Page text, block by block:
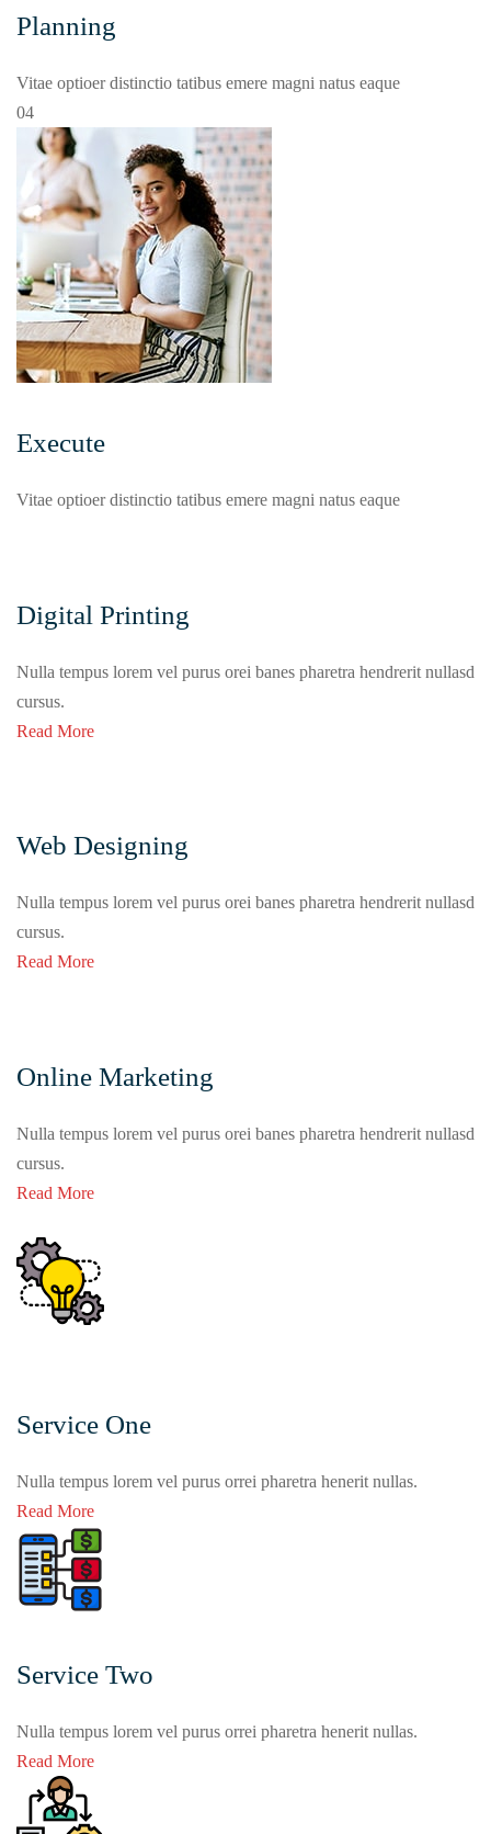
Planning
Vitae optioer distinctio tatibus emere magni natus eaque
04
Execute
Vitae optioer distinctio tatibus emere magni natus eaque
Digital Printing
Nulla tempus lorem vel purus orei banes pharetra hendrerit nullasd
cursus.
Read More
Web Designing
Nulla tempus lorem vel purus orei banes pharetra hendrerit nullasd
cursus.
Read More
Online Marketing
Nulla tempus lorem vel purus orei banes pharetra hendrerit nullasd
cursus.
Read More
Service One
Nulla tempus lorem vel purus orrei pharetra henerit nullas.
Read More
Service Two
Nulla tempus lorem vel purus orrei pharetra henerit nullas.
Read More